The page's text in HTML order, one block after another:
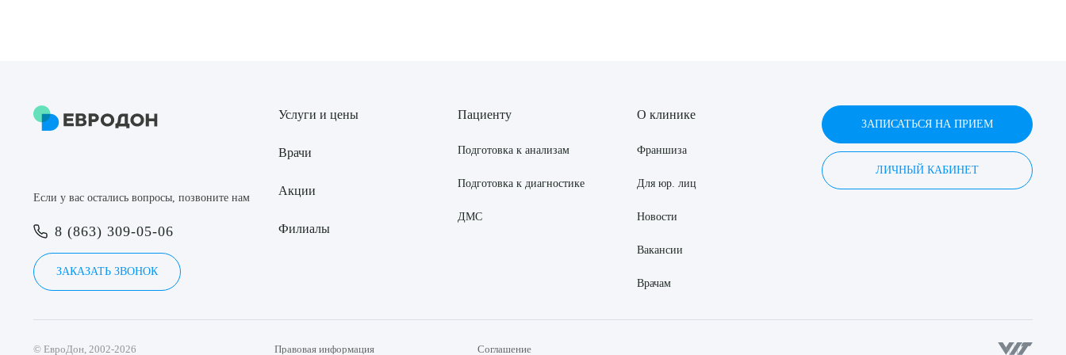
Если у вас остались вопросы, позвоните нам
8 (863) 309-05-06
ЗАКАЗАТЬ ЗВОНОК
Услуги и цены
Врачи
Акции
Филиалы
Пациенту
Подготовка к анализам
Подготовка к диагностике
ДМС
О клинике
Франшиза
Для юр. лиц
Новости
Вакансии
Врачам
ЗАПИСАТЬСЯ НА ПРИЕМ
ЛИЧНЫЙ КАБИНЕТ
© ЕвроДон, 2002-2026 Правовая информация Соглашение